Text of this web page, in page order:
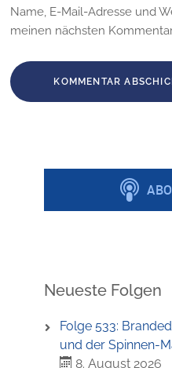
Name, E-Mail-Adresse und
meinen nächsten
Neueste Folgen
Folge 533:
und der Spinnen-
8. August 2026